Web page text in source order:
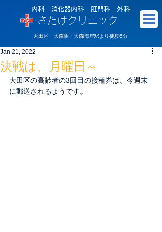
内科 消化器内科 肛門科 外科
さたけクリニック
大田区 大森駅・大森海岸駅より徒歩6分
決戦は、月曜日～
Jan 21, 2022
大田区の高齢者の3回目の接種券は、今週末
に郵送されるようです。